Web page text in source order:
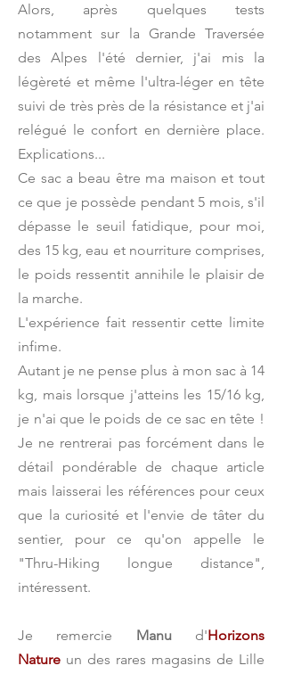
Alors, après quelques tests
notamment sur la Grande Traversée
des Alpes l'été dernier, j'ai mis la
légèreté et même l'ultra-léger en tête
suivi de très près de la résistance et j'ai
relégué le confort en dernière place.
Explications...
Ce sac a beau être ma maison et tout
ce que je possède pendant 5 mois, s'il
dépasse le seuil fatidique, pour moi,
des 15 kg, eau et nourriture comprises,
le poids ressentit annihile le plaisir de
la marche.
L'expérience fait ressentir cette limite
infime.
Autant je ne pense plus à mon sac à 14
kg, mais lorsque j'atteins les 15/16 kg,
je n'ai que le poids de ce sac en tête !
Je ne rentrerai pas forcément dans le
détail pondérable de chaque article
mais laisserai les références pour ceux
que la curiosité et l'envie de tâter du
sentier, pour ce qu'on appelle le
"Thru-Hiking longue distance",
intéressent.
Je remercie Manud'Horizons
Nature un des rares magasins de Lille